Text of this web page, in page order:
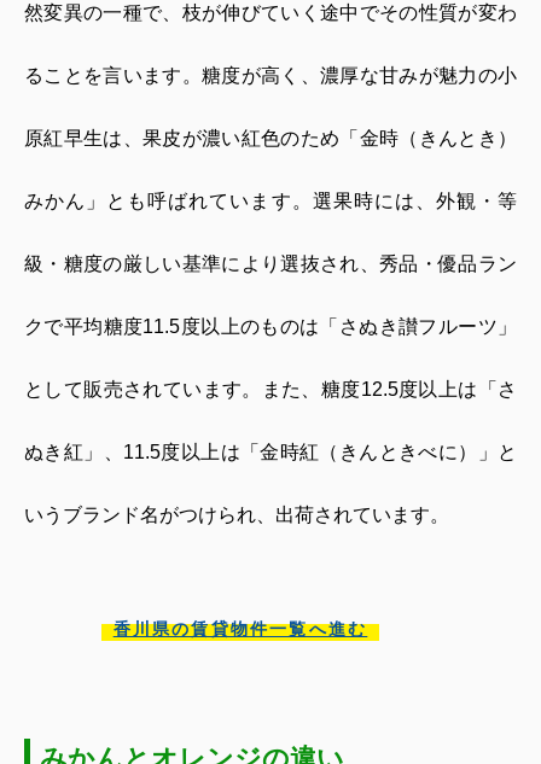
然変異の一種で、枝が伸びていく途中でその性質が変わ
ることを言います。糖度が高く、濃厚な甘みが魅力の小
原紅早生は、果皮が濃い紅色のため「金時（きんとき）
みかん」とも呼ばれています。選果時には、外観・等
級・糖度の厳しい基準により選抜され、秀品・優品ラン
クで平均糖度11.5度以上のものは「さぬき讃フルーツ」
として販売されています。また、糖度12.5度以上は「さ
ぬき紅」、 11.5度以上は「金時紅（きんときべに）」と
いうブランド名がつけられ、出荷されています。
香川県の賃貸物件一覧へ進む